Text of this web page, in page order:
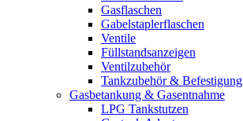
Gasflaschen
Gabelstaplerflaschen
Ventile
Füllstandsanzeigen
Ventilzubehör
Tankzubehör & Befestigung
Gasbetankung & Gasentnahme
LPG Tankstutzen